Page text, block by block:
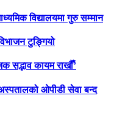
विद्यालयमा गुरु सम्मान
टुङ्गियो
सद्भाव कायम राखौँ’
ओपीडी सेवा बन्द